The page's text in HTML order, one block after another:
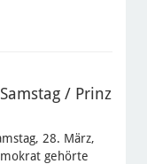
/ Prinz
28. März,
gehörte